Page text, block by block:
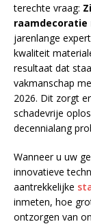
terechte vraag:
raamdecoratie
jarenlange
kwaliteit
resultaat dat
vakmanschap
2026. Dit zorgt
schadevrije
decennialang
Wanneer u uw
innovatieve
aantrekkelijke
inmeten, hoe
ontzorgen van